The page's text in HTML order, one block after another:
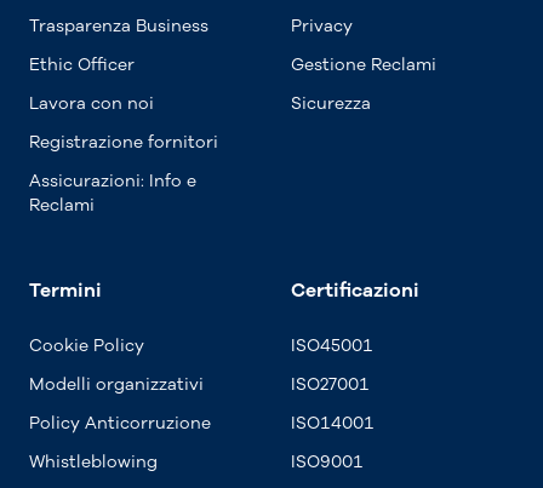
Trasparenza Business
Ethic Officer
Lavora con noi
Registrazione fornitori
Assicurazioni: Info e
Reclami
Privacy
Gestione Reclami
Sicurezza
Termini
Cookie Policy
Modelli organizzativi
Policy Anticorruzione
Whistleblowing
Certificazioni
ISO45001
ISO27001
ISO14001
ISO9001